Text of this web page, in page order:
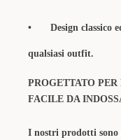
• Design classico
qualsiasi outfit.
PROGETTATO
FACILE DA
I nostri prodotti